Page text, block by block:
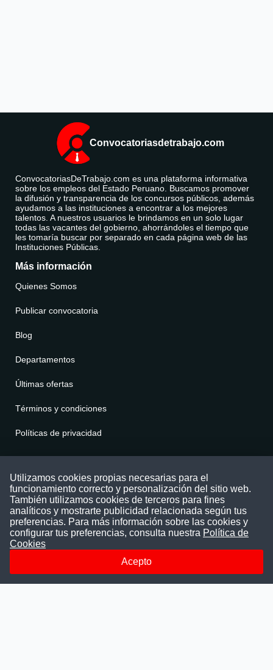
Convocatoriasdetrabajo.com
ConvocatoriasDeTrabajo.com es una plataforma informativa
sobre los empleos del Estado Peruano. Buscamos promover
la difusión y transparencia de los concursos públicos, además
ayudamos a las instituciones a encontrar a los mejores
talentos. A nuestros usuarios le brindamos en un solo lugar
todas las vacantes del gobierno, ahorrándoles el tiempo que
les tomaría buscar por separado en cada página web de las
Instituciones Públicas.
Más información
Quienes Somos
Publicar convocatoria
Blog
Departamentos
Últimas ofertas
Términos y condiciones
Políticas de privacidad
Puede comunicarse con nosotros a través
nuestras redes sociales o del correo:
contacto@convocatoriasdetrabajo.com
Siguenos en:
Utilizamos cookies propias necesarias para el
funcionamiento correcto y personalización del sitio web.
También utilizamos cookies de terceros para fines
analíticos y mostrarte publicidad relacionada según tus
preferencias. Para más información sobre las cookies y
configurar tus preferencias, consulta nuestra Política de
Cookies
Acepto